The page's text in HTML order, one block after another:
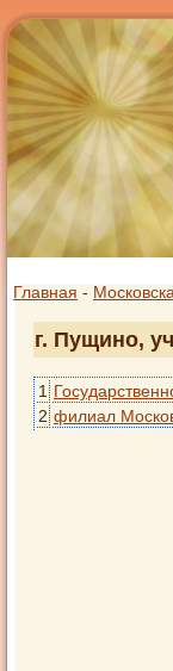
Главная -
г. Пущино,
1
2 филиал